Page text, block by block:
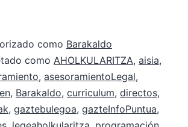
como Barakaldo
como AHOLKULARITZA, aisia,
, asesoramientoLegal,
, Barakaldo, curriculum, directos,
, gaztebulegoa, gazteInfoPuntua,